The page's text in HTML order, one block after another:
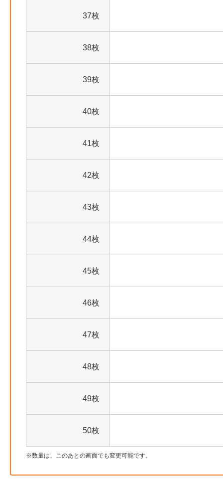
37枚
38枚
39枚
40枚
41枚
42枚
43枚
44枚
45枚
46枚
47枚
48枚
49枚
50枚
数量は、このあとの画面でも変更可能です。